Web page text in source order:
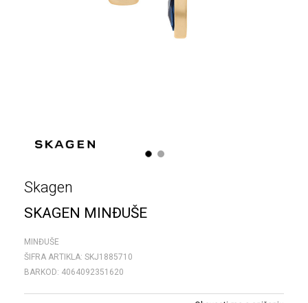
1 2
Skagen
SKAGEN MINĐUŠE
MINĐUŠE
ŠIFRA ARTIKLA: SKJ1885710
BARKOD: 4064092351620